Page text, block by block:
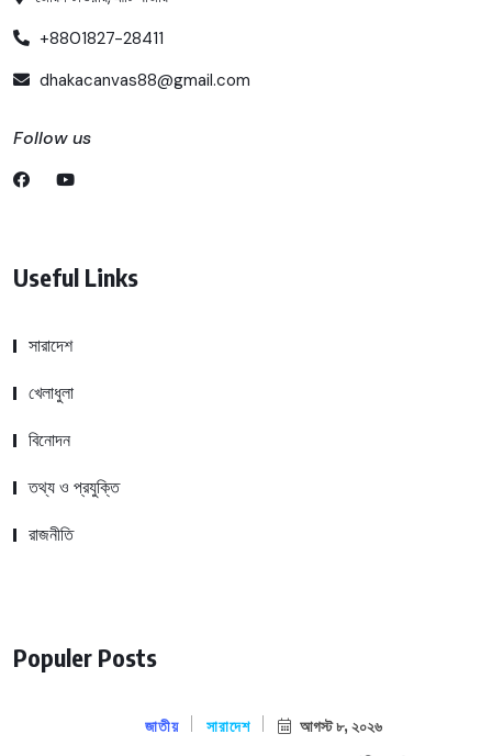
+8801827-28411
dhakacanvas88@gmail.com
Follow us
Useful Links
সারাদেশ
খেলাধুলা
বিনোদন
তথ্য ও প্রযুক্তি
রাজনীতি
Populer Posts
জাতীয় সারাদেশ আগস্ট ৮, ২০২৬